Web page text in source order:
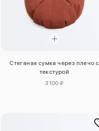
Стеганая сумка через плечо с
текстурой
3100 ₽